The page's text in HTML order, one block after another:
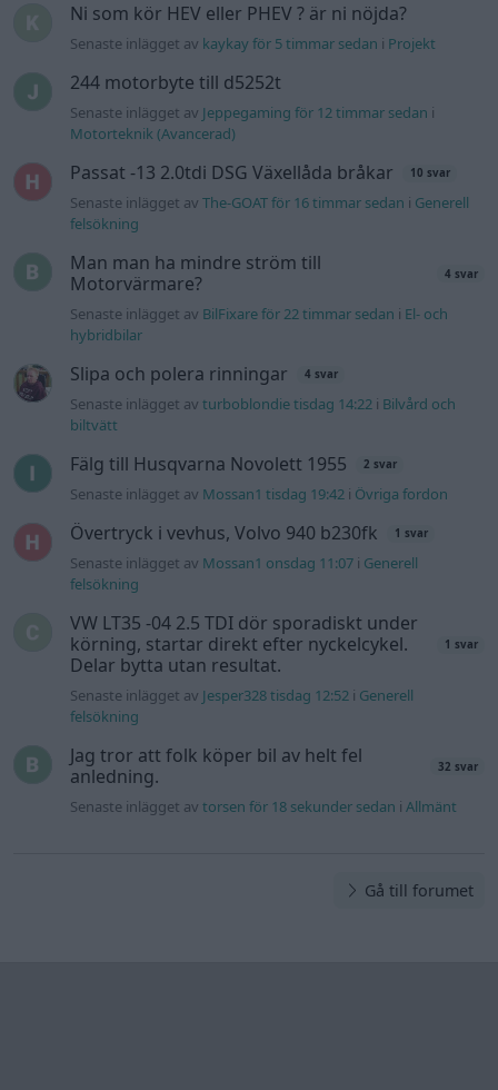
Ni som kör HEV eller PHEV ? är ni nöjda?
Senaste inlägget av kaykay för 5 timmar sedan i Projekt
244 motorbyte till d5252t
Senaste inlägget av Jeppegaming för 12 timmar sedan i
Motorteknik (Avancerad)
Passat -13 2.0tdi DSG Växellåda bråkar 10 svar
Senaste inlägget avThe-GOAT för 16 timmar sedan i Generell
felsökning
Man man ha mindre ström till
Motorvärmare?
4 svar
Senaste inlägget av BilFixare för 22 timmar sedan i El- och
hybridbilar
Slipa och polera rinningar 4 svar
Senaste inlägget avturboblondie tisdag 14:22 i Bilvård och
biltvätt
Fälg till Husqvarna Novolett 1955 2 svar
Senaste inlägget av Mossan1 tisdag 19:42 i Övriga fordon
Övertryck i vevhus, Volvo 940 b230fk 1 svar
Senaste inlägget av Mossan1 onsdag 11:07 i Generell
felsökning
VW LT35 -04 2.5 TDI dör sporadiskt under
körning, startar direkt efter nyckelcykel.
Delar bytta utan resultat.
1 svar
Senaste inlägget av Jesper328 tisdag 12:52 i Generell
felsökning
Jag tror att folk köper bil av helt fel
anledning.
32 svar
Senaste inlägget avtorsen för 18 sekunder sedan iAllmänt
Gå till forumet